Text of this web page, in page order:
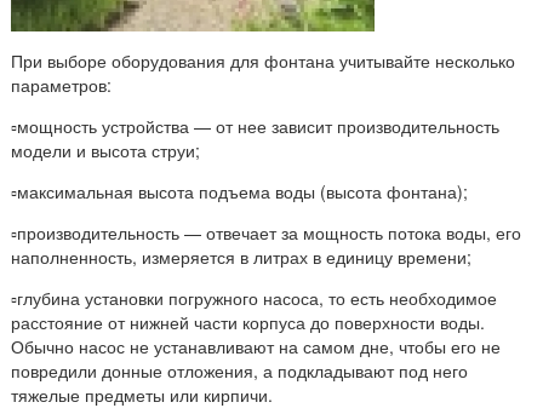
При выборе оборудования для фонтана учитывайте несколько
параметров:
▫️мощность устройства — от нее зависит производительность
модели и высота струи;
▫️максимальная высота подъема воды (высота фонтана);
▫️производительность — отвечает за мощность потока воды, его
наполненность, измеряется в литрах в единицу времени;
▫️глубина установки погружного насоса, то есть необходимое
расстояние от нижней части корпуса до поверхности воды.
Обычно насос не устанавливают на самом дне, чтобы его не
повредили донные отложения, а подкладывают под него
тяжелые предметы или кирпичи.